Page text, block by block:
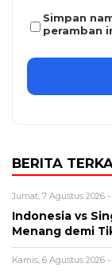
Simpan
peramban
BERITA
Jumat, 7 Agustus 2026 -
Indonesia vs
Menang demi
Kamis, 6 Agustus 2026